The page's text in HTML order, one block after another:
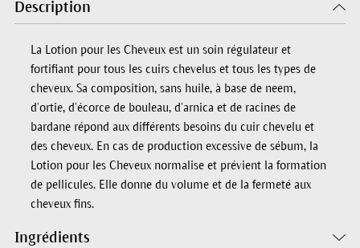
Description
La Lotion pour les Cheveux est un soin régulateur et
fortifiant pour tous les cuirs chevelus et tous les types de
cheveux. Sa composition, sans huile, à base de neem,
d’ortie, d’écorce de bouleau, d’arnica et de racines de
bardane répond aux différents besoins du cuir chevelu et
des cheveux. En cas de production excessive de sébum, la
Lotion pour les Cheveux normalise et prévient la formation
de pellicules. Elle donne du volume et de la fermeté aux
cheveux fins.
Ingrédients